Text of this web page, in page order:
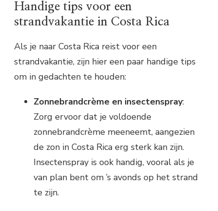
Handige tips voor een
strandvakantie in Costa Rica
Als je naar Costa Rica reist voor een
strandvakantie, zijn hier een paar handige tips
om in gedachten te houden:
Zonnebrandcrème en insectenspray:
Zorg ervoor dat je voldoende
zonnebrandcrème meeneemt, aangezien
de zon in Costa Rica erg sterk kan zijn.
Insectenspray is ook handig, vooral als je
van plan bent om ’s avonds op het strand
te zijn.